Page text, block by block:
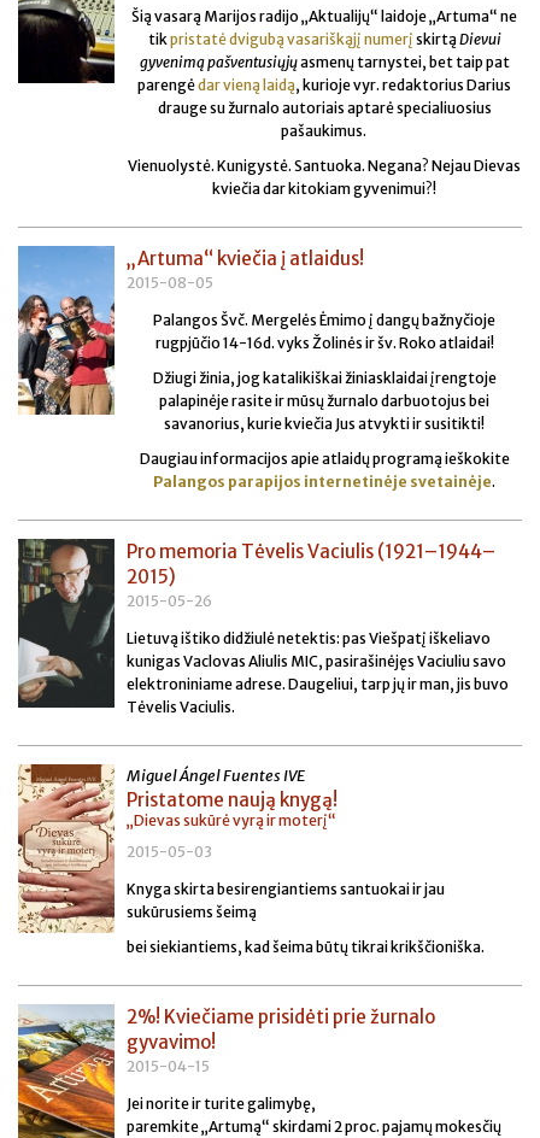
Šią vasarą Marijos radijo „Aktualijų“ laidoje „Artuma“ ne
tikpristatė dvigubą vasariškąjį numerį skirtą Dievui
gyvenimą pašventusiųjųasmenų tarnystei, bet taip pat
parengėdar vieną laidą, kurioje vyr. redaktorius Darius
drauge su žurnalo autoriais aptarė specialiuosius
pašaukimus.
Vienuolystė. Kunigystė. Santuoka. Negana? Nejau Dievas
kviečia dar kitokiam gyvenimui?!
„Artuma“ kviečia į atlaidus!
2015-08-05
Palangos Švč. Mergelės Ėmimo į dangų bažnyčioje
rugpjūčio 14-16d. vyks Žolinės ir šv. Roko atlaidai!
Džiugi žinia, jog katalikiškai žiniasklaidai įrengtoje
palapinėje rasite ir mūsų žurnalo darbuotojus bei
savanorius, kurie kviečia Jus atvykti ir susitikti!
Daugiau informacijos apie atlaidų programą ieškokite
Palangos parapijos internetinėje svetainėje.
Pro memoria Tėvelis Vaciulis (1921–1944–
2015)
2015-05-26
Lietuvą ištiko didžiulė netektis: pas Viešpatį iškeliavo
kunigas Vaclovas Aliulis MIC, pasirašinėjęs Vaciuliu savo
elektroniniame adrese. Daugeliui, tarp jų ir man, jis buvo
Tėvelis Vaciulis.
Miguel Ángel Fuentes IVE
Pristatome naują knygą!
„Dievas sukūrė vyrą ir moterį“
2015-05-03
Knyga skirta besirengiantiems santuokai ir jau
sukūrusiems šeimą
bei siekiantiems, kad šeima būtų tikrai krikščioniška.
2%! Kviečiame prisidėti prie žurnalo
gyvavimo!
2015-04-15
Jei norite ir turite galimybę,
paremkite„Artumą“ skirdami 2 proc. pajamų mokesčių